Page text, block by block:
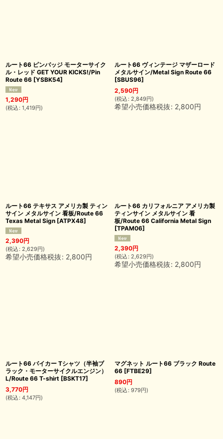
ルート66 ピンバッジ モーターサイク
ル・レッド GET YOUR KICKS!/Pin
Route 66 [YSBK54]
1,290円
(税込 : 1,419円)
ルート66 ヴィンテージ マザーロード
メタルサイン/Metal Sign Route 66
[SBUS96]
2,590円
(税込 : 2,849円)
希望小売価格税抜: 2,800円
ルート66 テキサス アメリカ製 ティン
サイン メタルサイン 看板/Route 66
Texas Metal Sign [ATPX48]
2,390円
(税込 : 2,629円)
希望小売価格税抜: 2,800円
ルート66 カリフォルニア アメリカ製
ティンサイン メタルサイン 看
板/Route 66 California Metal Sign
[TPAM06]
2,390円
(税込 : 2,629円)
希望小売価格税抜: 2,800円
ルート66 バイカー Tシャツ（半袖ブ
ラック・モーターサイクルエンジン）
L/Route 66 T-shirt [BSKT17]
3,770円
(税込 : 4,147円)
マグネット ルート66 ブラック Route
66 [FTBE29]
890円
(税込 : 979円)